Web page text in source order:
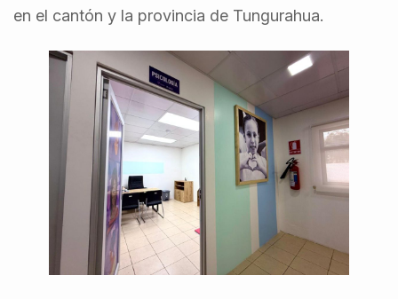
en el cantón y la provincia de Tungurahua.